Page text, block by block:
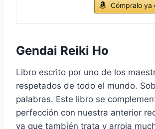
Cómpralo ya
Gendai Reiki Ho
Libro escrito por uno de los
respetados de todo el mundo.
palabras. Este libro se
perfección con nuestra anterior
ya que también trata y arroja